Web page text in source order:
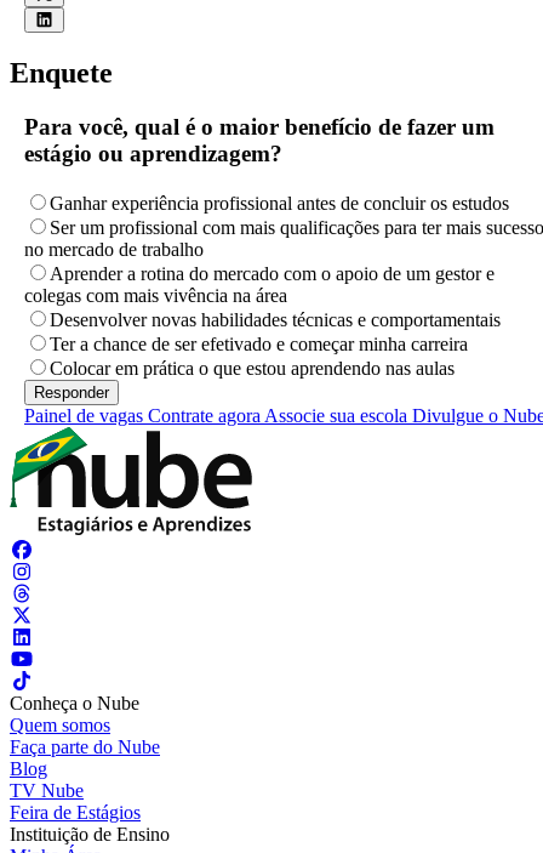
Enquete
Para você, qual é o maior benefício de fazer um
estágio ou aprendizagem?
Ganhar experiência profissional antes de concluir os estudos
Ser um profissional com mais qualificações para ter mais sucesso
no mercado de trabalho
Aprender a rotina do mercado com o apoio de um gestor e
colegas com mais vivência na área
Desenvolver novas habilidades técnicas e comportamentais
Ter a chance de ser efetivado e começar minha carreira
Colocar em prática o que estou aprendendo nas aulas
Painel de vagas Contrate agora Associe sua escola Divulgue o
Conheça o Nube
Quem somos
Faça parte do Nube
Blog
TV Nube
Feira de Estágios
Instituição de Ensino